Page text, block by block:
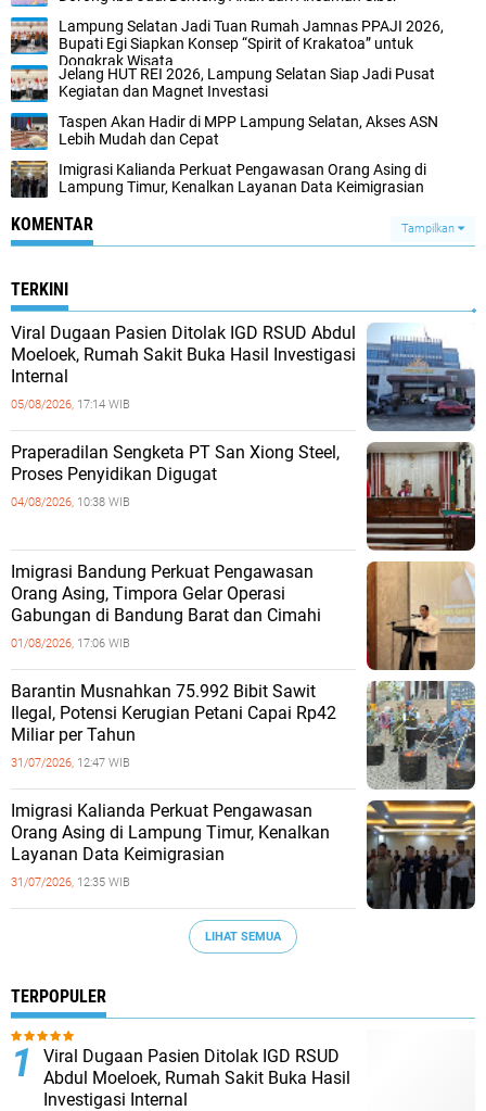
Lampung Selatan Jadi Tuan Rumah Jamnas PPAJI 2026,
Bupati Egi Siapkan Konsep “Spirit of Krakatoa” untuk
Dongkrak Wisata
Jelang HUT REI 2026, Lampung Selatan Siap Jadi Pusat
Kegiatan dan Magnet Investasi
Taspen Akan Hadir di MPP Lampung Selatan, Akses ASN
Lebih Mudah dan Cepat
Imigrasi Kalianda Perkuat Pengawasan Orang Asing di
Lampung Timur, Kenalkan Layanan Data Keimigrasian
KOMENTAR Tampilkan
TERKINI
Viral Dugaan Pasien Ditolak IGD RSUD Abdul
Moeloek, Rumah Sakit Buka Hasil Investigasi
Internal
05/08/2026, 17:14 WIB
Praperadilan Sengketa PT San Xiong Steel,
Proses Penyidikan Digugat
04/08/2026, 10:38 WIB
Imigrasi Bandung Perkuat Pengawasan
Orang Asing, Timpora Gelar Operasi
Gabungan di Bandung Barat dan Cimahi
01/08/2026, 17:06 WIB
Barantin Musnahkan 75.992 Bibit Sawit
Ilegal, Potensi Kerugian Petani Capai Rp42
Miliar per Tahun
31/07/2026, 12:47 WIB
Imigrasi Kalianda Perkuat Pengawasan
Orang Asing di Lampung Timur, Kenalkan
Layanan Data Keimigrasian
31/07/2026, 12:35 WIB
LIHAT SEMUA
TERPOPULER
Viral Dugaan Pasien Ditolak IGD RSUD
Abdul Moeloek, Rumah Sakit Buka Hasil
Investigasi Internal